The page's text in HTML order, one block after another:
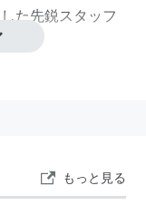
た先鋭スタッフ
もっと見る